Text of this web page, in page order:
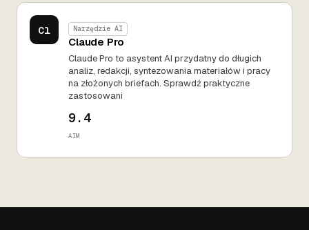
Cl Narzędzie AI
Claude Pro
Claude Pro to asystent AI przydatny do długich
analiz, redakcji, syntezowania materiałów i pracy
na złożonych briefach. Sprawdź praktyczne
zastosowani
9.4
AIM